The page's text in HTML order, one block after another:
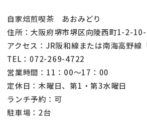
自家焙煎喫茶 あおみどり
住所：大阪府堺市堺区向陵西町1-2-
アクセス：JR阪和線または南海高野線
TEL：072-269-4722
営業時間：11：00〜17：00
定休日：木曜日、第1・第3水曜日
ランチ予約：可
駐車場：2台